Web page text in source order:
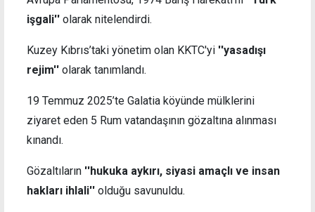
işgali'' olarak nitelendirdi.
Kuzey Kıbrıs’taki yönetim olan KKTC'yi ''yasadışı
rejim'' olarak tanımlandı.
19 Temmuz 2025’te Galatia köyünde mülklerini
ziyaret eden 5 Rum vatandaşının gözaltına alınması
kınandı.
Gözaltıların ''hukuka aykırı, siyasi amaçlı ve insan
hakları ihlali'' olduğu savunuldu.